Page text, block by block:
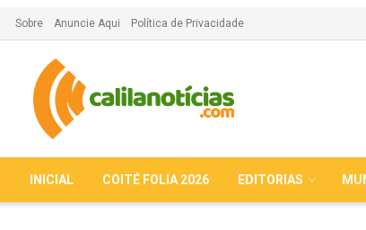
Sobre Anuncie Aqui Política de Privacidade
INICIAL COITÉ FOLIA 2026 EDITORIAS